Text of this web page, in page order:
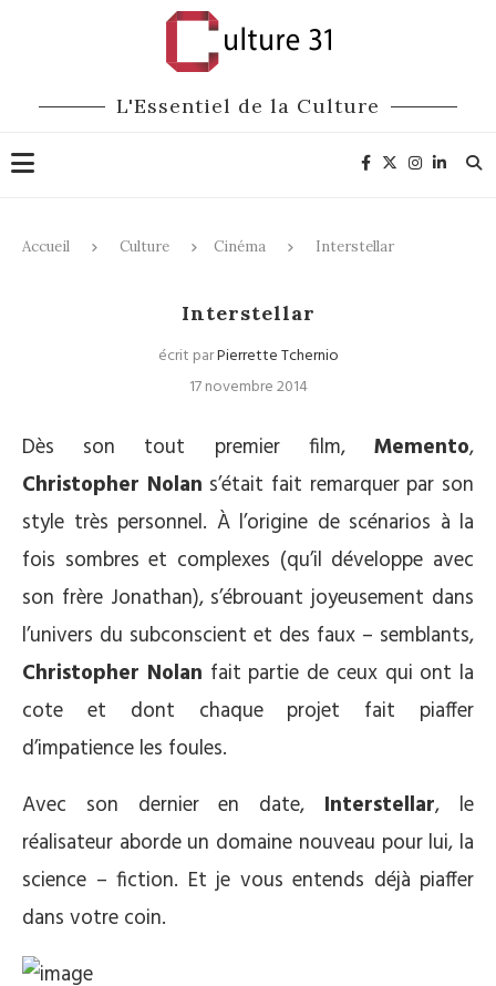
L'Essentiel de la Culture
Accueil Culture Cinéma Interstellar
Interstellar
écrit parPierrette Tchernio
17 novembre 2014
Dès son tout premier film, Memento,
Christopher Nolan s’était fait remarquer par son
style très personnel. À l’origine de scénarios à la
fois sombres et complexes (qu’il développe avec
son frère Jonathan), s’ébrouant joyeusement dans
l’univers du subconscient et des faux – semblants,
Christopher Nolan fait partie de ceux qui ont la
cote et dont chaque projet fait piaffer
d’impatience les foules.
Avec son dernier en date, Interstellar, le
réalisateur aborde un domaine nouveau pour lui, la
science – fiction. Et je vous entends déjà piaffer
dans votre coin.